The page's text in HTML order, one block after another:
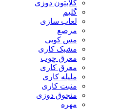
گلابتون دوزی
گلیم
لعاب سازی
مرصع
مس کوبی
مشبک کاری
معرق چوب
معرق کاری
مليله کاری
منبت کاری
منجوق دوزی
مهره